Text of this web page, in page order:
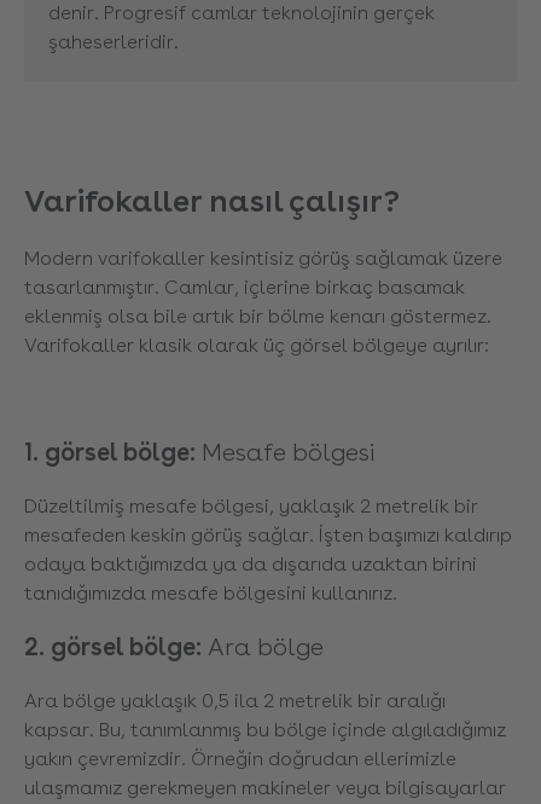
denir. Progresif camlar teknolojinin gerçek
şaheserleridir.
Varifokaller nasıl çalışır?
Modern varifokaller kesintisiz görüş sağlamak üzere
tasarlanmıştır. Camlar, içlerine birkaç basamak
eklenmiş olsa bile artık bir bölme kenarı göstermez.
Varifokaller klasik olarak üç görsel bölgeye ayrılır:
1. görsel bölge: Mesafe bölgesi
Düzeltilmiş mesafe bölgesi, yaklaşık 2 metrelik bir
mesafeden keskin görüş sağlar. İşten başımızı kaldırıp
odaya baktığımızda ya da dışarıda uzaktan birini
tanıdığımızda mesafe bölgesini kullanırız.
2. görsel bölge: Ara bölge
Ara bölge yaklaşık 0,5 ila 2 metrelik bir aralığı
kapsar. Bu, tanımlanmış bu bölge içinde algıladığımız
yakın çevremizdir. Örneğin doğrudan ellerimizle
ulaşmamız gerekmeyen makineler veya bilgisayarlar